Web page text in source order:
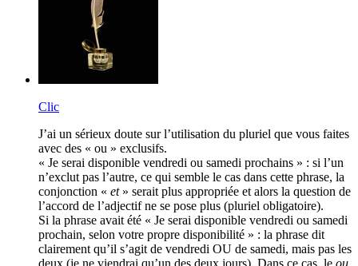
Clic
J’ai un sérieux doute sur l’utilisation du pluriel que vous faites
avec des « ou » exclusifs.
« Je serai disponible vendredi ou samedi prochains » : si l’un
n’exclut pas l’autre, ce qui semble le cas dans cette phrase, la
conjonction « et» serait plus appropriée et alors la question de
l’accord de l’adjectif ne se pose plus (pluriel obligatoire).
Si la phrase avait été « Je serai disponible vendredi ou samedi
prochain, selon votre propre disponibilité » : la phrase dit
clairement qu’il s’agit de vendredi OU de samedi, mais pas les
deux (je ne viendrai qu’un des deux jours). Dans ce cas, le ou